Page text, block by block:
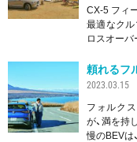
CX-5 フィ
最適なクル
ロスオー
頼れるフ
2023.03.15
フォルク
が、満を持
慢のBEVは